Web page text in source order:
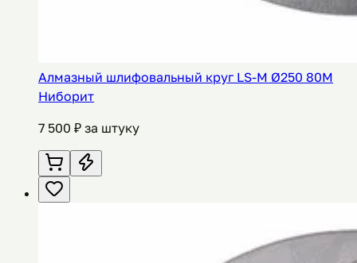
Алмазный шлифовальный круг LS-M Ø250 80M
Ниборит
7 500 ₽ за штуку